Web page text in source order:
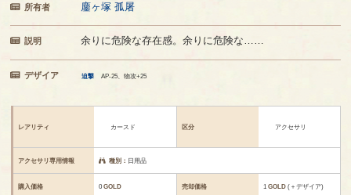
所有者 鏖ヶ塚 孤屠
説明 余りに危険な存在感。余りに危険な……
デザイア 迫撃 AP-25、物攻+25
レアリティ カースド 区分 アクセサリ
アクセサリ専用情報 種別： 日用品
購入価格 0GOLD 売却価格 1GOLD (＋デザイア)